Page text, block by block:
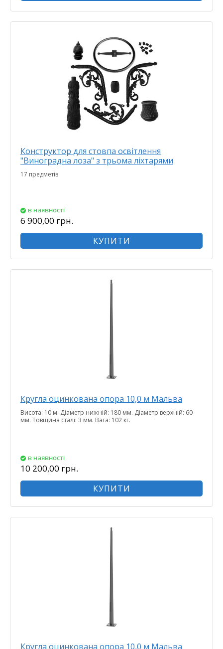
Конструктор для стовпа освітлення
"Виноградна лоза" з трьома ліхтарями
17 предметів
в наявності
6 900,00 грн.
КУПИТИ
Кругла оцинкована опора 10,0 м Мальва
Висота: 10 м. Діаметр нижній: 180 мм. Діаметр верхній: 60
мм. Товщина сталі: 3 мм. Вага: 102 кг.
в наявності
10 200,00 грн.
КУПИТИ
Кругла оцинкована опора 10,0 м Мальва